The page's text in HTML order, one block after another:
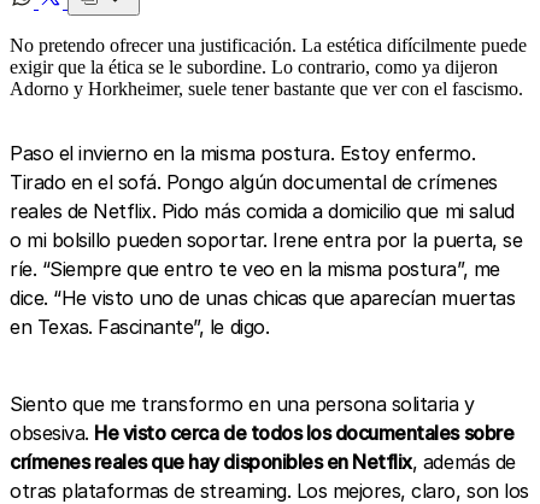
No pretendo ofrecer una justificación. La estética difícilmente puede
exigir que la ética se le subordine. Lo contrario, como ya dijeron
Adorno y Horkheimer, suele tener bastante que ver con el fascismo.
Paso el invierno en la misma postura. Estoy enfermo.
Tirado en el sofá. Pongo algún documental de crímenes
reales de Netflix. Pido más comida a domicilio que mi salud
o mi bolsillo pueden soportar. Irene entra por la puerta, se
ríe. “Siempre que entro te veo en la misma postura”, me
dice. “He visto uno de unas chicas que aparecían muertas
en Texas. Fascinante”, le digo.
Siento que me transformo en una persona solitaria y
obsesiva. He visto cerca de todos los documentales sobre
crímenes reales que hay disponibles en Netflix, además de
otras plataformas de streaming. Los mejores, claro, son los